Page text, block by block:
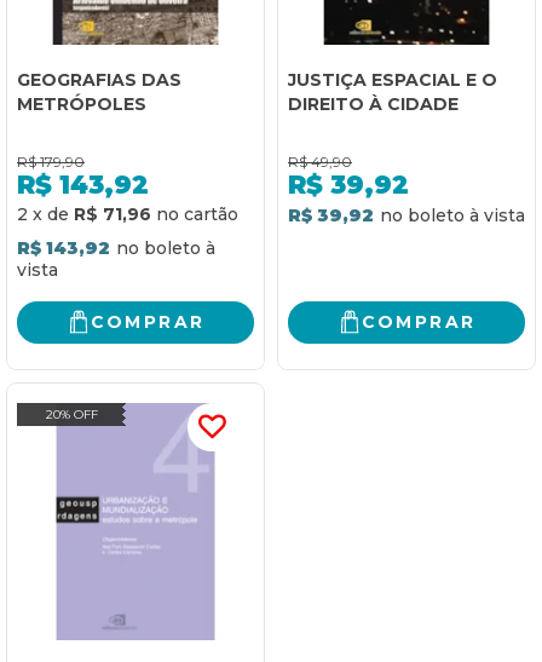
GEOGRAFIAS DAS
METRÓPOLES
R$ 179,90
R$ 143,92
2 x de R$ 71,96
R$ 143,92
COMPRAR
JUSTIÇA ESPACIAL E O
DIREITO À CIDADE
R$ 49,90
R$ 39,92
R$ 39,92
COMPRAR
20% OFF